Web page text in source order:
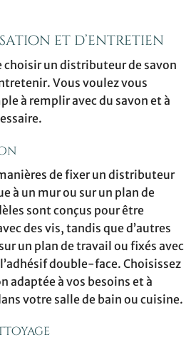
et d’entretien
choisir un distributeur de savon
Vous voulez vous
à remplir avec du savon et à
de fixer un distributeur
à un mur ou sur un plan de
sont conçus pour être
des vis, tandis que d’autres
un plan de travail ou fixés avec
double-face. Choisissez
adaptée à vos besoins et à
votre salle de bain ou cuisine.